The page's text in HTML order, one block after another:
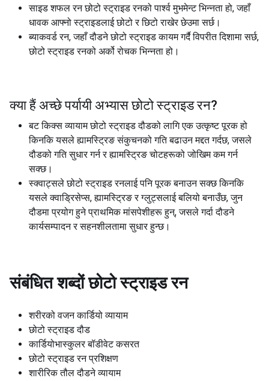
साइड शफल रन छोटो स्ट्राइड रनको पार्श्व मुभमेन्ट भिन्नता हो, जहाँ
धावक आफ्नो स्ट्राइडलाई छोटो र छिटो राखेर छेउमा सर्छ।
ब्याकवर्ड रन, जहाँ दौडने छोटो स्ट्राइड कायम गर्दै विपरीत दिशामा सर्छ,
छोटो स्ट्राइड रनको अर्को रोचक भिन्नता हो।
क्या हैं अच्छे पर्यायी अभ्यास छोटो स्ट्राइड रन?
बट किक्स व्यायाम छोटो स्ट्राइड दौडको लागि एक उत्कृष्ट पूरक हो
किनकि यसले ह्यामस्ट्रिङ संकुचनको गति बढाउन मद्दत गर्दछ, जसले
दौडको गति सुधार गर्न र ह्यामस्ट्रिङ चोटहरूको जोखिम कम गर्न
सक्छ।
स्क्वाट्सले छोटो स्ट्राइड रनलाई पनि पूरक बनाउन सक्छ किनकि
यसले क्वाड्रिसेप्स, ह्यामस्ट्रिङ र ग्लुट्सलाई बलियो बनाउँछ, जुन
दौडमा प्रयोग हुने प्राथमिक मांसपेशीहरू हुन्, जसले गर्दा दौडने
कार्यसम्पादन र सहनशीलतामा सुधार हुन्छ।
संबंधित शब्दों छोटो स्ट्राइड रन
शरीरको वजन कार्डियो व्यायाम
छोटो स्ट्राइड दौड
कार्डियोभास्कुलर बॉडीवेट कसरत
छोटो स्ट्राइड रन प्रशिक्षण
शारीरिक तौल दौडने व्यायाम